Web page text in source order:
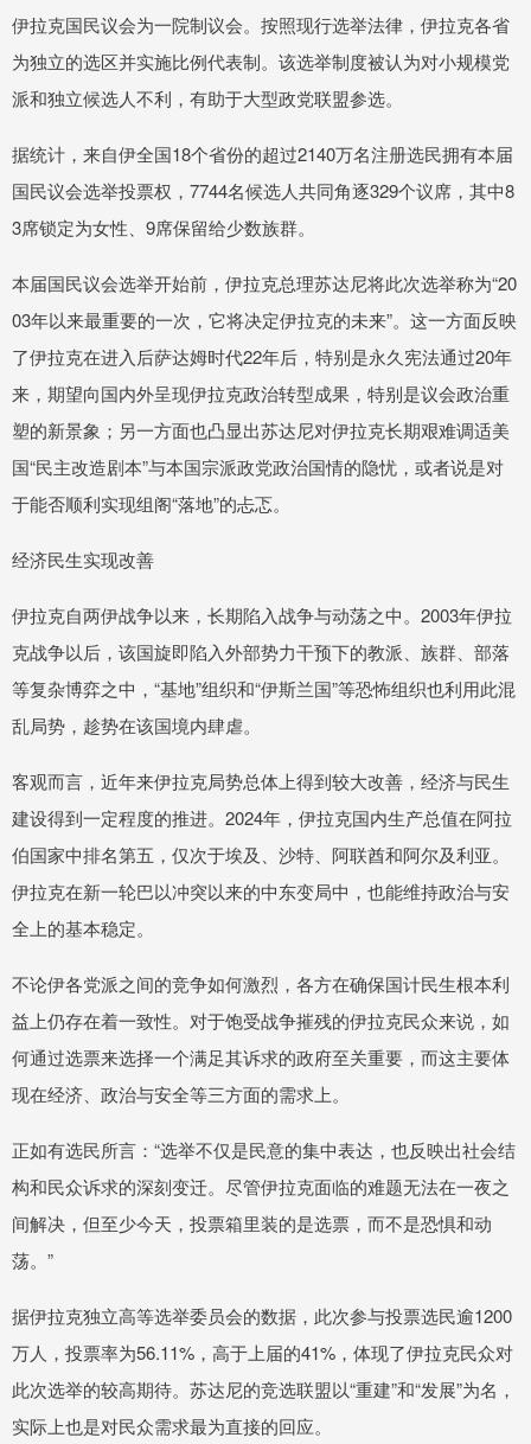
伊拉克国民议会为一院制议会。按照现行选举法律，伊拉克各省
为独立的选区并实施比例代表制。该选举制度被认为对小规模党
派和独立候选人不利，有助于大型政党联盟参选。
据统计，来自伊全国18个省份的超过2140万名注册选民拥有本届
国民议会选举投票权，7744名候选人共同角逐329个议席，其中8
3席锁定为女性、9席保留给少数族群。
本届国民议会选举开始前，伊拉克总理苏达尼将此次选举称为“20
03年以来最重要的一次，它将决定伊拉克的未来”。这一方面反映
了伊拉克在进入后萨达姆时代22年后，特别是永久宪法通过20年
来，期望向国内外呈现伊拉克政治转型成果，特别是议会政治重
塑的新景象；另一方面也凸显出苏达尼对伊拉克长期艰难调适美
国“民主改造剧本”与本国宗派政党政治国情的隐忧，或者说是对
于能否顺利实现组阁“落地”的忐忑。
经济民生实现改善
伊拉克自两伊战争以来，长期陷入战争与动荡之中。2003年伊拉
克战争以后，该国旋即陷入外部势力干预下的教派、族群、部落
等复杂博弈之中，“基地”组织和“伊斯兰国”等恐怖组织也利用此混
乱局势，趁势在该国境内肆虐。
客观而言，近年来伊拉克局势总体上得到较大改善，经济与民生
建设得到一定程度的推进。2024年，伊拉克国内生产总值在阿拉
伯国家中排名第五，仅次于埃及、沙特、阿联酋和阿尔及利亚。
伊拉克在新一轮巴以冲突以来的中东变局中，也能维持政治与安
全上的基本稳定。
不论伊各党派之间的竞争如何激烈，各方在确保国计民生根本利
益上仍存在着一致性。对于饱受战争摧残的伊拉克民众来说，如
何通过选票来选择一个满足其诉求的政府至关重要，而这主要体
现在经济、政治与安全等三方面的需求上。
正如有选民所言：“选举不仅是民意的集中表达，也反映出社会结
构和民众诉求的深刻变迁。尽管伊拉克面临的难题无法在一夜之
间解决，但至少今天，投票箱里装的是选票，而不是恐惧和动
荡。”
据伊拉克独立高等选举委员会的数据，此次参与投票选民逾1200
万人，投票率为56.11%，高于上届的41%，体现了伊拉克民众对
此次选举的较高期待。苏达尼的竞选联盟以“重建”和“发展”为名，
实际上也是对民众需求最为直接的回应。